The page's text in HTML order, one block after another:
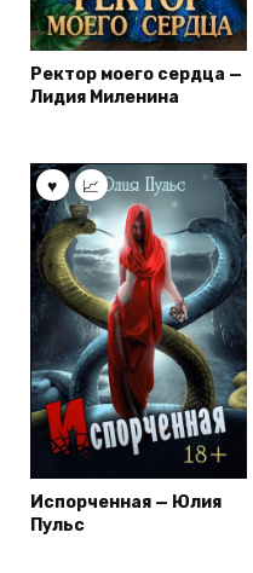
Ректор моего сердца —
Лидия Миленина
Испорченная — Юлия
Пульс